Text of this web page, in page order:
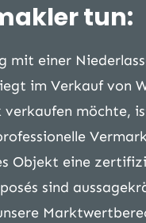
tun:
einer
im Verkauf von
verkaufen möchte,
Objekt eine
sind